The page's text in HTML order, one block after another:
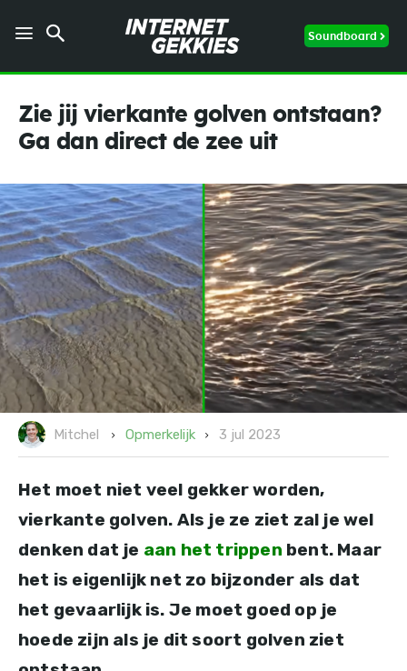
Soundboard
Zie jij vierkante golven ontstaan?
Ga dan direct de zee uit
Mitchel Opmerkelijk 3 jul 2023
Het moet niet veel gekker worden,
vierkante golven. Als je ze ziet zal je wel
denken dat je aan het trippen bent. Maar
het is eigenlijk net zo bijzonder als dat
het gevaarlijk is. Je moet goed op je
hoede zijn als je dit soort golven ziet